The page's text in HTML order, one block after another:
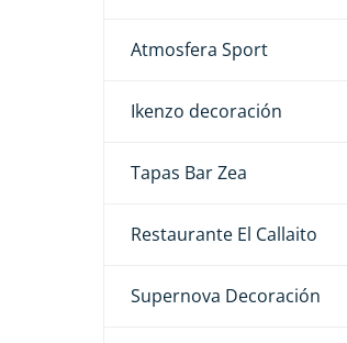
Atmosfera Sport
Ikenzo decoración
Tapas Bar Zea
Restaurante El Callaito
Supernova Decoración